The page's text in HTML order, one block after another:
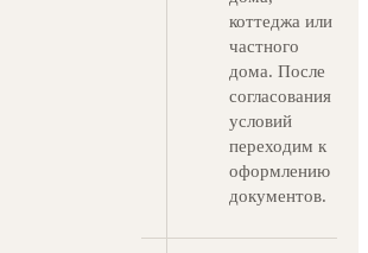
коттеджа или
частного
дома. После
согласования
условий
переходим к
оформлению
документов.